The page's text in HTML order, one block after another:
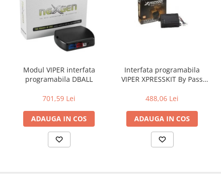
Modul VIPER interfata
programabila DBALL
701,59 Lei
ADAUGA IN COS
Interfata programabila
VIPER XPRESSKIT By Pass
488,06 Lei
ADAUGA IN COS